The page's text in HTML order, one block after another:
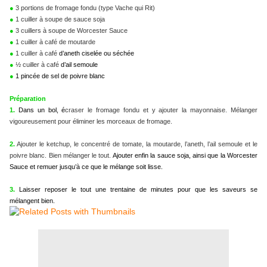
● 3 portions de fromage fondu (type Vache qui Rit)
● 1 cuiller à soupe de sauce soja
● 3 cuillers à soupe de Worcester Sauce
● 1 cuiller à café de moutarde
● 1 cuiller à café d’aneth ciselée ou séchée
● ½ cuiller à café d’ail semoule
● 1 pincée de sel de poivre blanc
Préparation
1. Dans un bol, écraser le fromage fondu et y ajouter la mayonnaise. Mélanger
vigoureusement pour éliminer les morceaux de fromage.
2. Ajouter le ketchup, le concentré de tomate, la moutarde, l’aneth, l’ail semoule et le
poivre blanc. Bien mélanger le tout. Ajouter enfin la sauce soja, ainsi que la Worcester
Sauce et remuer jusqu’à ce que le mélange soit lisse.
3. Laisser reposer le tout une trentaine de minutes pour que les saveurs se
mélangent bien.